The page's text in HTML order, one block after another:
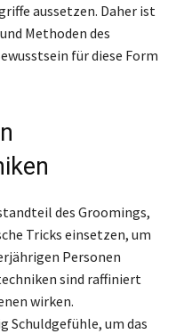
aussetzen. Daher ist
Methoden des
für diese Form
des Groomings,
Tricks einsetzen, um
Personen
sind raffiniert
wirken.
Schuldgefühle, um das